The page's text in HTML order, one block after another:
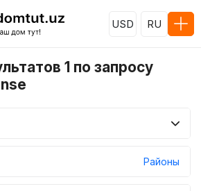
USD RU
1 по запросу
Районы